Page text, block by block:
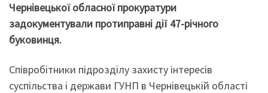
Чернівецької обласної прокуратури
задокументували протиправні дії 47-річного
буковинця.
Співробітники підрозділу захисту інтересів
суспільства і держави ГУНП в Чернівецькій області